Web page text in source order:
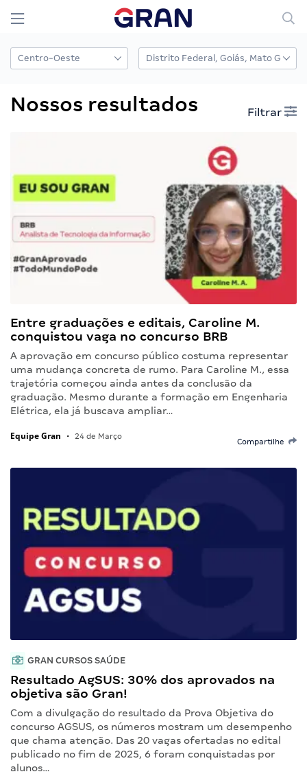
Nossos resultados Filtrar
Entre graduações e editais, Caroline M.
conquistou vaga no concurso BRB
A aprovação em concurso público costuma representar
uma mudança concreta de rumo. Para Caroline M., essa
trajetória começou ainda antes da conclusão da
graduação. Mesmo durante a formação em Engenharia
Elétrica, ela já buscava ampliar…
Equipe Gran • 24 de Março
Compartilhe
GRAN CURSOS SAÚDE
Resultado AgSUS: 30% dos aprovados na
objetiva são Gran!
Com a divulgação do resultado da Prova Objetiva do
concurso AGSUS, os números mostram um desempenho
que chama atenção. Das 20 vagas ofertadas no edital
publicado no fim de 2025, 6 foram conquistadas por
alunos…